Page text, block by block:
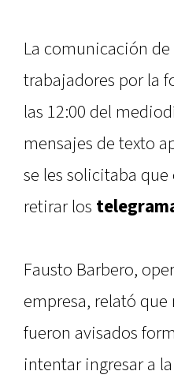
La comunicación
trabajadores por la
las 12:00 del
mensajes de texto
se les solicitaba
retirar los
Fausto Barbero,
empresa, relató
fueron avisados
intentar ingresar a